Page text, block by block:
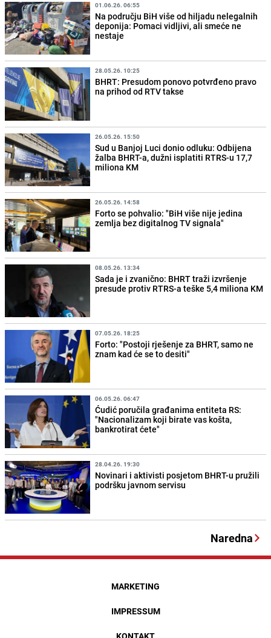
01.06.26. 06:55
Na području BiH više od hiljadu nelegalnih
deponija: Pomaci vidljivi, ali smeće ne
nestaje
28.05.26. 10:25
BHRT: Presudom ponovo potvrđeno pravo
na prihod od RTV takse
26.05.26. 15:50
Sud u Banjoj Luci donio odluku: Odbijena
žalba BHRT-a, dužni isplatiti RTRS-u 17,7
miliona KM
26.05.26. 14:58
Forto se pohvalio: "BiH više nije jedina
zemlja bez digitalnog TV signala"
08.05.26. 13:34
Sada je i zvanično: BHRT traži izvršenje
presude protiv RTRS-a teške 5,4 miliona KM
07.05.26. 18:25
Forto: "Postoji rješenje za BHRT, samo ne
znam kad će se to desiti"
06.05.26. 06:47
Ćudić poručila građanima entiteta RS:
"Nacionalizam koji birate vas košta,
bankrotirat ćete"
28.04.26. 19:30
Novinari i aktivisti posjetom BHRT-u pružili
podršku javnom servisu
Naredna
MARKETING
IMPRESSUM